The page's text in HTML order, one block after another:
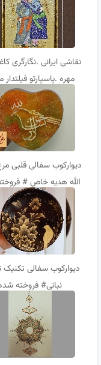
ساز.اثر شرکت داده
نمایشگاههای بین المللی
نقاشی ایرانی .نگارگری
مهره .پاسپارتو
هلندی
دیوارکوب سفالی قلبی
الله هدیه خاص #
دیوارکوب سفالی
نباتی# فروخته